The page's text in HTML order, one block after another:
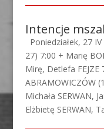
Intencje
Poniedziałek, 27
27) 7:00 + Marię
Mirę, Detlefa FEJZE
ABRAMOWICZÓW
Michała SERWAN,
Elżbietę SERWAN,